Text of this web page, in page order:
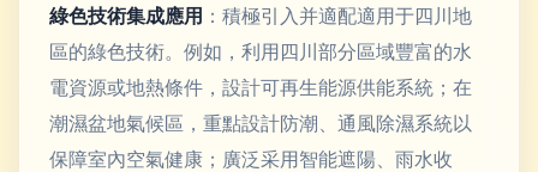
綠色技術集成應用 ：積極引入并適配適用于四川地
區的綠色技術。例如，利用四川部分區域豐富的水
電資源或地熱條件，設計可再生能源供能系統；在
潮濕盆地氣候區，重點設計防潮、通風除濕系統以
保障室內空氣健康；廣泛采用智能遮陽、雨水收